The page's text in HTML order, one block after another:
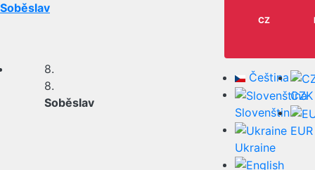
Soběslav
8.
8.
Soběslav
CZ
Čeština
Slovenština
Ukraine
CZK
EUR